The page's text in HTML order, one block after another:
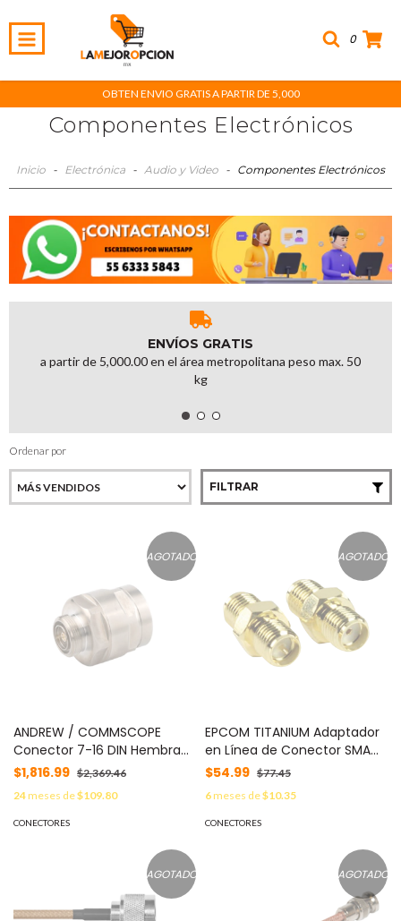
0
OBTEN ENVIO GRATIS A PARTIR DE 5,000
Componentes Electrónicos
Inicio - Electrónica - Audio y Video - Componentes Electrónicos
ENVÍOS GRATIS
a partir de 5,000.00 en el área metropolitana peso max. 50
kg
Ordenar por
FILTRAR
AGOTADO
ANDREW / COMMSCOPE
Conector 7-16 DIN Hembra
para FXL 1480 Y AVA650
MOD: 114-EZDF
$1,816.99 $2,369.46
24meses de$109.80
CONECTORES
AGOTADO
EPCOM TITANIUM Adaptador
en Línea de Conector SMA
Hembra Inverso a SMA
Hembra, Oro/ Oro/ Teflón,
MOD: TT-COU-SMA-RPF-SF
$54.99 $77.45
6meses de$10.35
CONECTORES
AGOTADO AGOTADO